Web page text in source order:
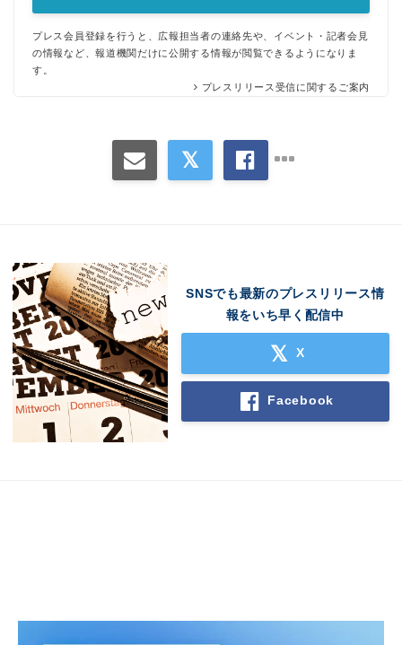
プレス会員登録を行うと、広報担当者の連絡先や、イベント・記者会見
の情報など、報道機関だけに公開する情報が閲覧できるようになりま
す。
プレスリリース受信に関するご案内
SNSでも最新のプレスリリース情
報をいち早く配信中
X
Facebook